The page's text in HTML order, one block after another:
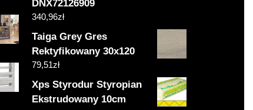
DNX72126909
340,96zł
Taiga Grey Gres
Rektyfikowany 30x120
79,51zł
Xps Styrodur Styropian
Ekstrudowany 10cm